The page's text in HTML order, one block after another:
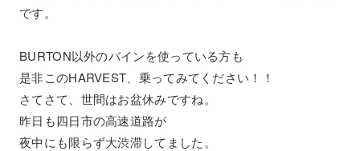
です。
BURTON以外のバインを使っている方も
是非このHARVEST、乗ってみてください！！
さてさて、世間はお盆休みですね。
昨日も四日市の高速道路が
夜中にも限らず大渋滞してました。